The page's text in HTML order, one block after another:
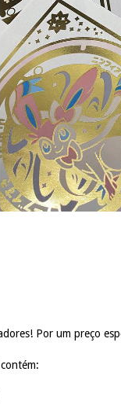
Por um preço